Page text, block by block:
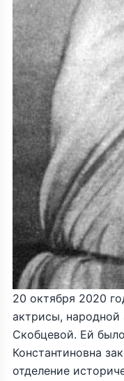
20 октября 2020
актрисы,
Скобцевой. Ей
Константиновна
отделение